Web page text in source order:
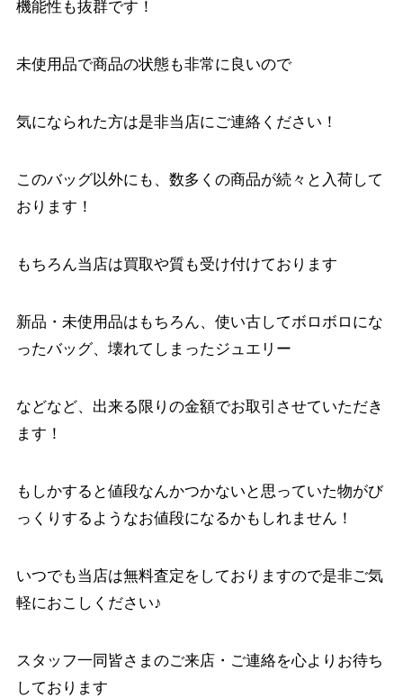
機能性も抜群です！
未使用品で商品の状態も非常に良いので
気になられた方は是非当店にご連絡ください！
このバッグ以外にも、数多くの商品が続々と入荷して
おります！
もちろん当店は買取や質も受け付けております
新品・未使用品はもちろん、使い古してボロボロにな
ったバッグ、壊れてしまったジュエリー
などなど、出来る限りの金額でお取引させていただき
ます！
もしかすると値段なんかつかないと思っていた物がび
っくりするようなお値段になるかもしれません！
いつでも当店は無料査定をしておりますので是非ご気
軽におこしください♪
スタッフ一同皆さまのご来店・ご連絡を心よりお待ち
しております